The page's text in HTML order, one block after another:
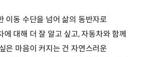
이동 수단을 넘어 삶의 동반자로
에 대해 더 잘 알고 싶고, 자동차와 함께
은 마음이 커지는 건 자연스러운